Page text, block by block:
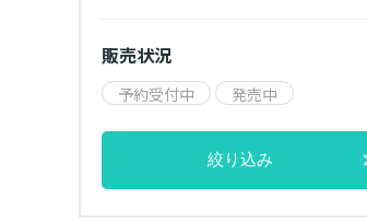
販売状況
予約受付中 発売中
絞り込み